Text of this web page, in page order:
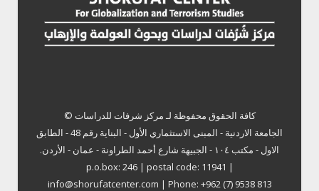
كافة الحقوق محفوظة لـ مركز شرفات للدراسات ©
الجامعة الاردنية - المبنى الاستثماري الأول - البناية رقم 48 - الطابق
الاول - مكتب ١٠٤ - الجبيهة شارع أحمد الطراونة - عمان - الأردن.
p.o.box: 246 | postal code: 11941 |
info@shorufatcenter.com | Phone: +962 (7) 9538 813